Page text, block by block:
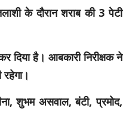
के दौरान शराब की 3 पेटी
दिया है। आबकारी निरीक्षक ने
शुभम असवाल, बंटी, प्रमोद,